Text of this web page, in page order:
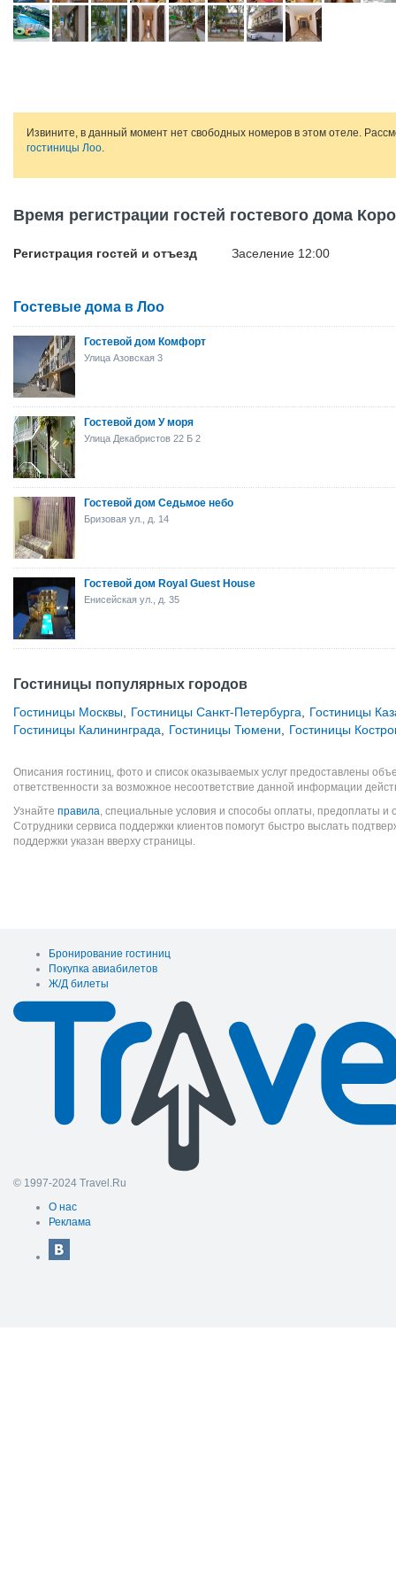
Извините, в данный момент нет свободных номеров в этом отеле.
гостиницы Лоо.
Время регистрации гостей гостевого дома
Регистрация гостей и отъезд Заселение 12:00
Гостевые дома в Лоо
Гостевой дом Комфорт
Улица Азовская 3
Гостевой дом У моря
Улица Декабристов 22 Б 2
Гостевой дом Седьмое небо
Бризовая ул., д. 14
Гостевой дом Royal Guest House
Енисейская ул., д. 35
Гостиницы популярных городов
Гостиницы Москвы Гостиницы Санкт-Петербурга
Гостиницы
Гостиницы Калининграда
Гостиницы Тюмени Гостиницы
Описания гостиниц, фото и список оказываемых услуг предоставлены
ответственности за возможное несоответствие данной информации
Узнайте правила, специальные условия и способы оплаты, предоплаты и
Сотрудники сервиса поддержки клиентов помогут быстро выслать
поддержки указан вверху страницы.
Бронирование гостиниц
Покупка авиабилетов
Ж/Д билеты
© 1997-2024 Travel.Ru
О нас
Реклама